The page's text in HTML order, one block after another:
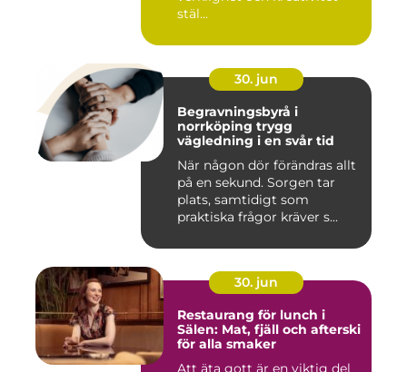
stäl...
30. jun
Begravningsbyrå i
norrköping trygg
vägledning i en svår tid
När någon dör förändras allt
på en sekund. Sorgen tar
plats, samtidigt som
praktiska frågor kräver s...
30. jun
Restaurang för lunch i
Sälen: Mat, fjäll och afterski
för alla smaker
Att äta gott är en viktig del